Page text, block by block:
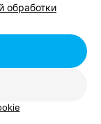
обработки